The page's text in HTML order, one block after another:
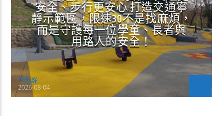
安全、步行更安心 打造交通寧
靜示範區，限速30不是找麻煩，
而是守護每一位學童、長者與
用路人的安全！
曾超群
2026-08-04